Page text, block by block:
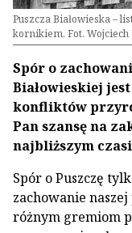
Puszcza Białowieska –
kornikiem. Fot.
Spór o
Białowieskiej
konfliktów
Pan szansę na
najbliższym
Spór o Puszczę
zachowanie
różnym gremiom